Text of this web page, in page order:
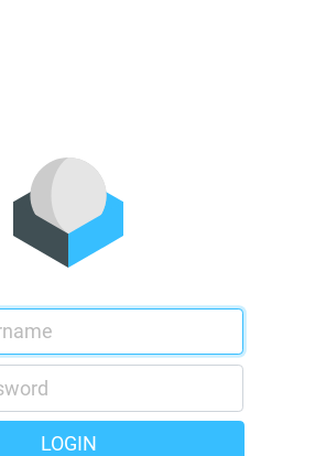
LOGIN